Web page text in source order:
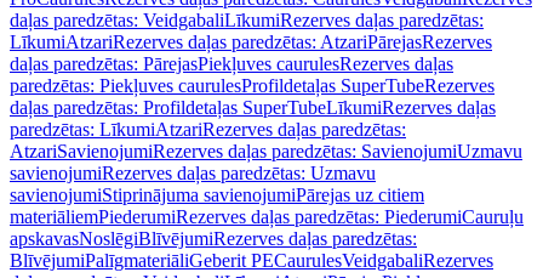
daļas paredzētas: VeidgabaliLīkumiRezerves daļas paredzētas:
LīkumiAtzariRezerves daļas paredzētas: AtzariPārejasRezerves
daļas paredzētas: PārejasPiekļuves caurulesRezerves daļas
paredzētas: Piekļuves caurulesProfildetaļas SuperTubeRezerves
daļas paredzētas: Profildetaļas SuperTubeLīkumiRezerves daļas
paredzētas: LīkumiAtzariRezerves daļas paredzētas:
AtzariSavienojumiRezerves daļas paredzētas: SavienojumiUzmavu
savienojumiRezerves daļas paredzētas: Uzmavu
savienojumiStiprinājuma savienojumiPārejas uz citiem
materiāliemPiederumiRezerves daļas paredzētas: PiederumiCauruļu
apskavasNoslēgiBlīvējumiRezerves daļas paredzētas:
BlīvējumiPalīgmateriāliGeberit PECaurulesVeidgabaliRezerves